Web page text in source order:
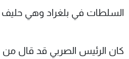
السلطات في بلغراد وهي حليف
كان الرئيس الصربي قد قال من